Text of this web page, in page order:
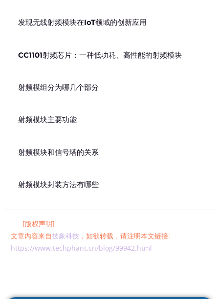
发现无线射频模块在IoT领域的创新应用
CC1101射频芯片：一种低功耗、高性能的射频模块
射频模组分为哪几个部分
射频模块主要功能
射频模块和信号塔的关系
射频模块封装方法有哪些
[版权声明]
文章内容来自技象科技 ，如欲转载，请注明本文链接:
https://www.techphant.cn/blog/99942.html